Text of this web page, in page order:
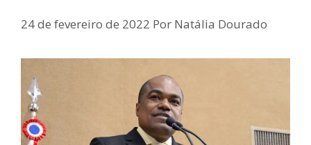
24 de fevereiro de 2022 Por Natália Dourado